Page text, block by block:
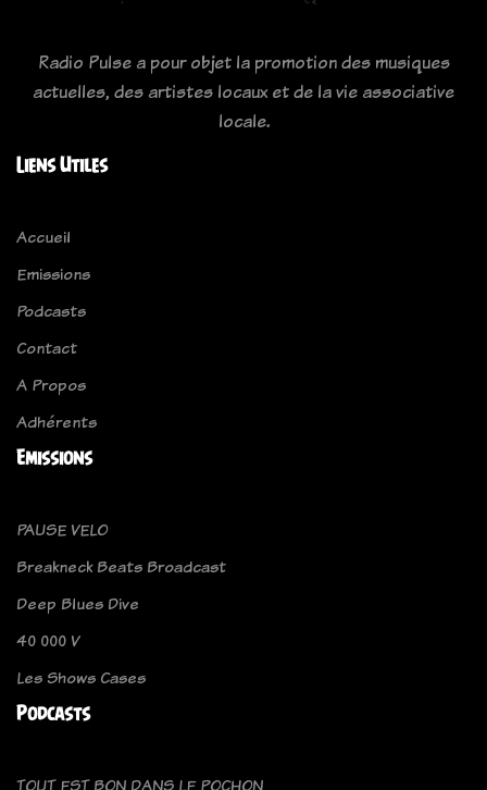
Radio Pulse a pour objet la promotion des musiques
actuelles, des artistes locaux et de la vie associative
locale.
Liens Utiles
Accueil
Emissions
Podcasts
Contact
A Propos
Adhérents
Emissions
PAUSE VELO
Breakneck Beats Broadcast
Deep Blues Dive
40 000 V
Les Shows Cases
Podcasts